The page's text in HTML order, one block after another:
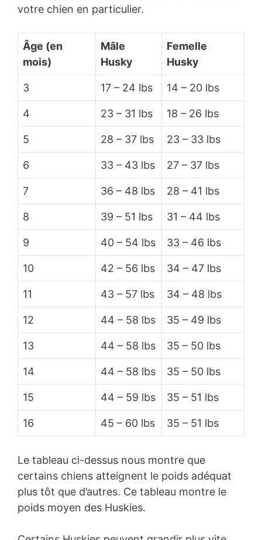
votre chien en particulier.
Âge (en
mois)
Mâle
Husky
Femelle
Husky
3 17 – 24 lbs 14 – 20 lbs
4 23 – 31 lbs 18 – 26 lbs
5 28 – 37 lbs 23 – 33 lbs
6 33 – 43 lbs 27 – 37 lbs
7 36 – 48 lbs 28 – 41 lbs
8 39 – 51 lbs 31 – 44 lbs
9 40 – 54 lbs 33 – 46 lbs
10 42 – 56 lbs 34 – 47 lbs
11 43 – 57 lbs 34 – 48 lbs
12 44 – 58 lbs 35 – 49 lbs
13 44 – 58 lbs 35 – 50 lbs
14 44 – 58 lbs 35 – 50 lbs
15 44 – 59 lbs 35 – 51 lbs
16 45 – 60 lbs 35 – 51 lbs
Le tableau ci-dessus nous montre que
certains chiens atteignent le poids adéquat
plus tôt que d’autres. Ce tableau montre le
poids moyen des Huskies.